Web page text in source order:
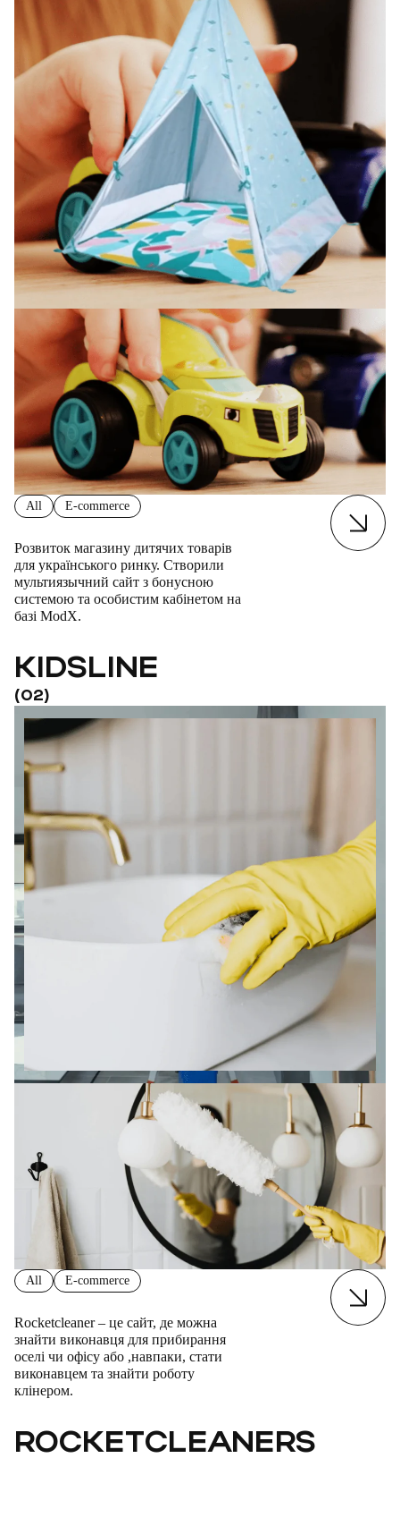
All E-commerce
Розвиток магазину дитячих товарів
для українського ринку. Створили
мультиязычний сайт з бонусною
системою та особистим кабінетом на
базі ModX.
KIDSLINE
(02)
All E-commerce
Rocketcleaner – це сайт, де можна
знайти виконавця для прибирання
оселі чи офісу або ,навпаки, стати
виконавцем та знайти роботу
клінером.
ROCKETCLEANERS